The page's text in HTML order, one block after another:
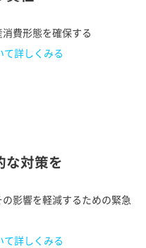
費形態を確保する
て詳しくみる
な対策を
影響を軽減するための緊急
て詳しくみる